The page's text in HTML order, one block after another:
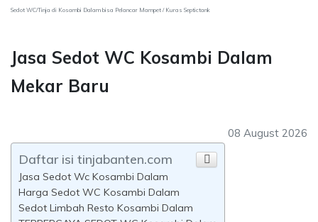
Sedot WC/Tinja di Kosambi Dalam bisa Pelancar Mampet / Kuras Septictank
Jasa Sedot WC Kosambi Dalam
Mekar Baru
08 August 2026
Daftar isi tinjabanten.com
Jasa Sedot Wc Kosambi Dalam
Harga Sedot WC Kosambi Dalam
Sedot Limbah Resto Kosambi Dalam